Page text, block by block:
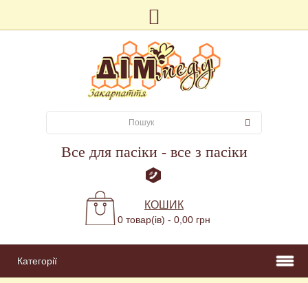
Все для пасіки - все з пасіки
КОШИК
0 товар(ів) - 0,00 грн
Категорії